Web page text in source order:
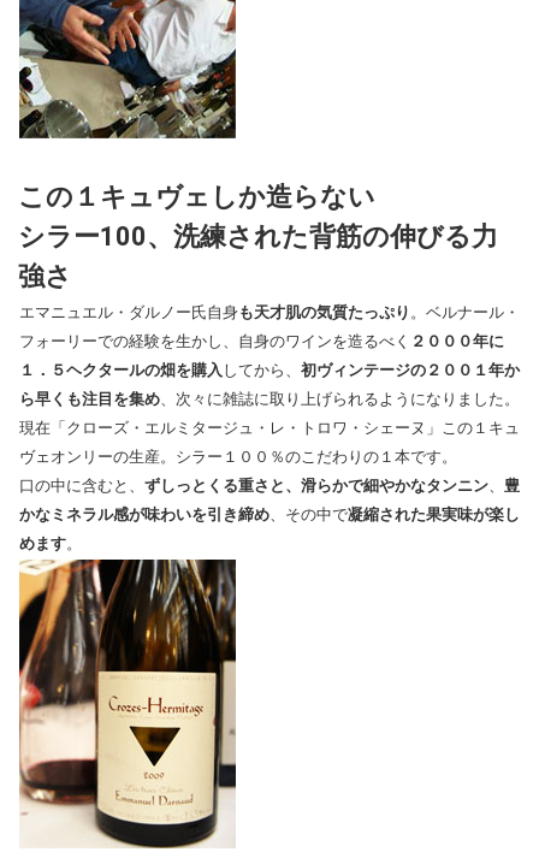
この１キュヴェしか造らない
シラー100、洗練された背筋の伸びる力
強さ
エマニュエル・ダルノー氏自身も天才肌の気質たっぷり 。ベルナール・
フォーリーでの経験を生かし、自身のワインを造るべく ２０００年に
１．５ヘクタールの畑を購入 してから、 初ヴィンテージの２００１年か
ら早くも注目を集め、次々に雑誌に取り上げられるようになりました。
現在「クローズ・エルミタージュ・レ・トロワ・シェーヌ」この１キュ
ヴェオンリーの生産。シラー１００％のこだわりの１本です。
口の中に含むと、 ずしっとくる重さと、滑らかで細やかなタンニン、 豊
かなミネラル感が味わいを引き締め、その中で凝縮された果実味が楽し
めます。